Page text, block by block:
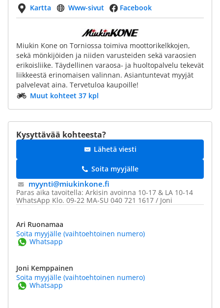
Kartta
Www-sivut Facebook
Miukin Kone on Torniossa toimiva moottorikelkkojen,
sekä mönkijöiden ja niiden varusteiden sekä varaosien
erikoisliike. Täydellinen varaosa- ja huoltopalvelu tekevät
liikkeestä erinomaisen valinnan. Asiantuntevat myyjät
palvelevat aina. Tervetuloa kaupoille!
Muut kohteet 37 kpl
Kysyttävää kohteesta?
Lähetä viesti
Soita myyjälle
myynti@​miukinkone.fi
Paras aika tavoitella: Arkisin avoinna 10-17 & LA 10-14
WhatsApp Klo. 09-22 MA-SU 040 721 1617 / Joni
Ari Ruonamaa
Soita myyjälle (vaihtoehtoinen numero)
Whatsapp
Joni Kemppainen
Soita myyjälle (vaihtoehtoinen numero)
Whatsapp